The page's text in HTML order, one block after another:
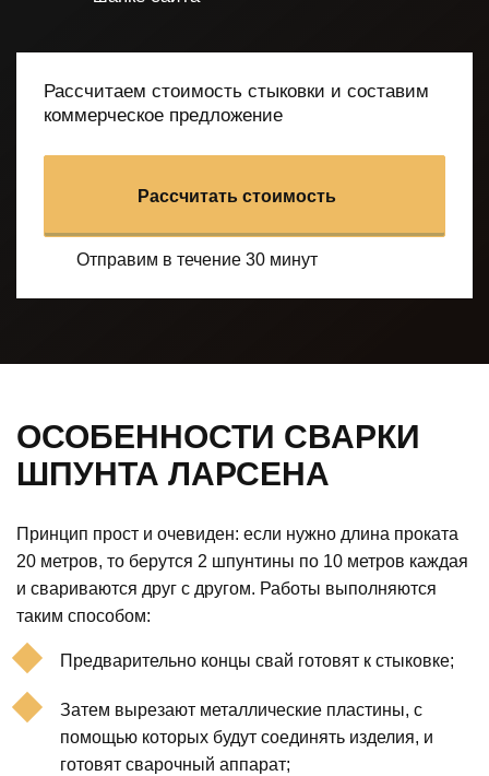
Рассчитаем стоимость стыковки и составим
коммерческое предложение
Рассчитать стоимость
Отправим в течение 30 минут
ОСОБЕННОСТИ СВАРКИ
ШПУНТА ЛАРСЕНА
Принцип прост и очевиден: если нужно длина проката
20 метров, то берутся 2 шпунтины по 10 метров каждая
и свариваются друг с другом. Работы выполняются
таким способом:
Предварительно концы свай готовят к стыковке;
Затем вырезают металлические пластины, с
помощью которых будут соединять изделия, и
готовят сварочный аппарат;